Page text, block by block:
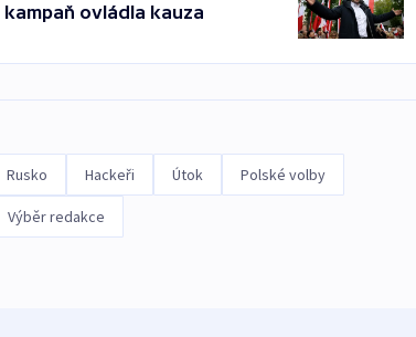
ovládla kauza
Rusko Hackeři Útok Polské volby
Výběr redakce